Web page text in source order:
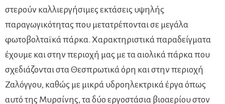
στερούν καλλιεργήσιμες εκτάσεις υψηλής
παραγωγικότητας που μετατρέπονται σε μεγάλα
φωτοβολταϊκά πάρκα. Χαρακτηριστικά παραδείγματα
έχουμε και στην περιοχή μας με τα αιολικά πάρκα που
σχεδιάζονται στα Θεσπρωτικά όρη και στην περιοχή
Ζαλόγγου, καθώς με μικρά υδροηλεκτρικά έργα όπως
αυτό της Μυρσίνης, τα δύο εργοστάσια βιοαερίου στον